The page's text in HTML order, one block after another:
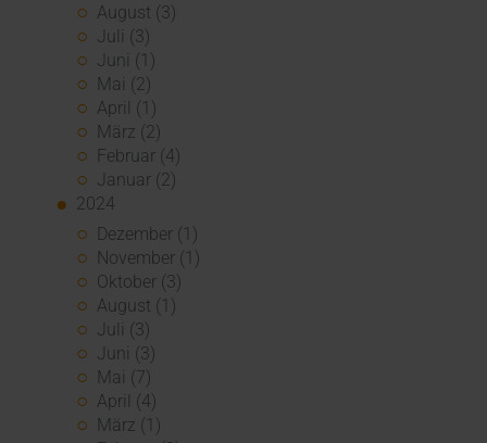
August (3)
Juli (3)
Juni (1)
Mai (2)
April (1)
März (2)
Februar (4)
Januar (2)
2024
Dezember (1)
November (1)
Oktober (3)
August (1)
Juli (3)
Juni (3)
Mai (7)
April (4)
März (1)